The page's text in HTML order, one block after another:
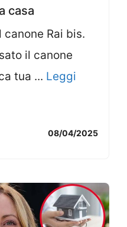
casa
canone Rai bis.
il canone
tua ... Leggi
08/04/2025